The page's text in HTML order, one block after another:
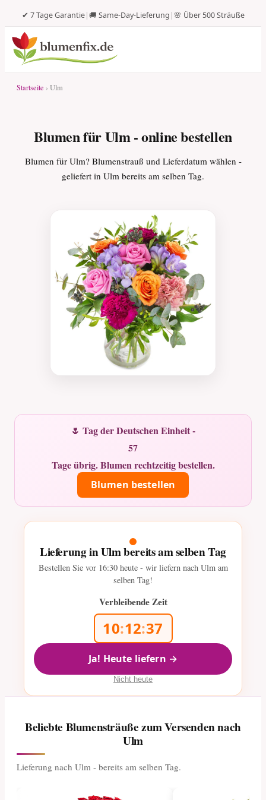
✔ 7 Tage Garantie|🚚 Same-Day-Lieferung |🌸 Über 500 Sträuße
Startseite › Ulm
Blumen für Ulm - online bestellen
Blumen für Ulm? Blumenstrauß und Lieferdatum wählen -
geliefert in Ulm bereits am selben Tag.
🌷 Tag der Deutschen Einheit -
57
Tage übrig. Blumen rechtzeitig bestellen.
Blumen bestellen
Lieferung in Ulm bereits am selben Tag
Bestellen Sie vor 16:30heute - wir liefern nach Ulm am
selben Tag!
Verbleibende Zeit
10:12:35
Ja! Heute liefern →
Nicht heute
Beliebte Blumensträuße zum Versenden nach
Ulm
Lieferung nach Ulm - bereits am selben Tag.